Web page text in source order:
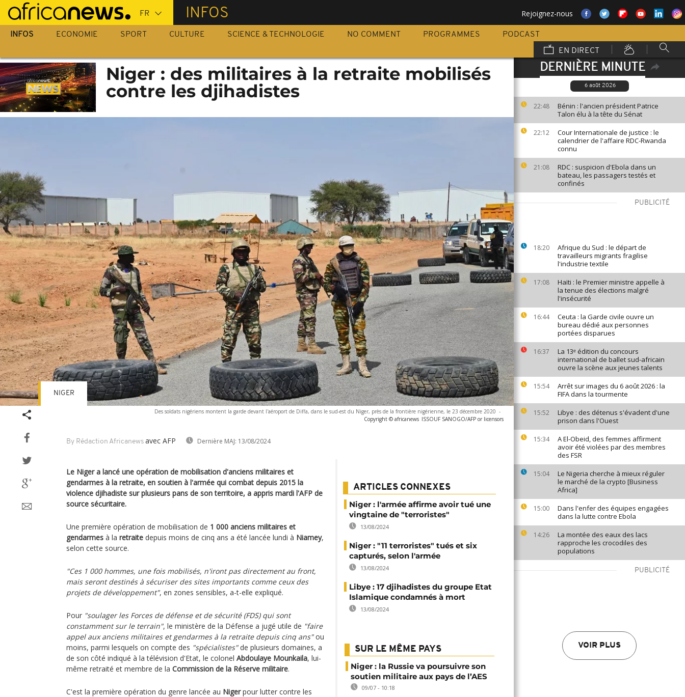
Passer
au
contenu
INFOS Rejoignez-nous
INFOS ECONOMIE SPORT CULTURE SCIENCE & TECHNOLOGIE NO COMMENT PROGRAMMES
PODCAST
EN DIRECT
DERNIÈRE MINUTE
6 août 2026
22:48
Bénin : l'ancien président Patrice
Talon élu à la tête du Sénat
22:12
Cour Internationale de justice : le
calendrier de l'affaire RDC-Rwanda
connu
21:08
RDC : suspicion d'Ebola dans un
bateau, les passagers testés et
confinés
PUBLICITÉ
18:20
Afrique du Sud : le départ de
travailleurs migrants fragilise
l'industrie textile
17:08
Haïti : le Premier ministre appelle à
la tenue des élections malgré
l'insécurité
16:44
Ceuta : la Garde civile ouvre un
bureau dédié aux personnes
portées disparues
16:37
La 13ᵉ édition du concours
international de ballet sud-africain
ouvre la scène aux jeunes talents
15:54
Arrêt sur images du 6 août 2026 : la
FIFA dans la tourmente
15:52
Libye : des détenus s'évadent d'une
prison dans l'Ouest
15:34
A El-Obeid, des femmes affirment
avoir été violées par des membres
des FSR
15:04
Le Nigeria cherche à mieux réguler
le marché de la crypto [Business
Africa]
15:00
Dans l'enfer des équipes engagées
dans la lutte contre Ebola
14:26
La montée des eaux des lacs
rapproche les crocodiles des
populations
PUBLICITÉ
VOIR PLUS
Niger : des militaires à la retraite mobilisés
contre les djihadistes
Des soldats nigériens montent la garde devant l'aéroport de Diffa, dans le sud-est du Niger, près de la frontière nigérienne, le 23 décembre 2020 -
Copyright © africanews ISSOUF SANOGO/AFP or licensors
By Rédaction Africanews avec AFP Dernière MAJ: 13/08/2024
NIGER
Le Niger a lancé une opération de mobilisation d'anciens militaires et
gendarmes à la retraite, en soutien à l'armée qui combat depuis 2015 la
violence djihadiste sur plusieurs pans de son territoire, a appris mardi l'AFP de
source sécuritaire.
Une première opération de mobilisation de 1 000 anciens militaires et
gendarmes à la retraite depuis moins de cinq ans a été lancée lundi à Niamey,
selon cette source.
"Ces 1 000 hommes, une fois mobilisés, n'iront pas directement au front,
mais seront destinés à sécuriser des sites importants comme ceux des
projets de développement", en zones sensibles, a-t-elle expliqué.
Pour "soulager les Forces de défense et de sécurité (FDS) qui sont
constamment sur le terrain", le ministère de la Défense a jugé utile de "faire
appel aux anciens militaires et gendarmes à la retraite depuis cinq ans"ou
moins, parmi lesquels on compte des "spécialistes"de plusieurs domaines, a
de son côté indiqué à la télévision d'Etat, le colonel Abdoulaye Mounkaila, lui-
même retraité et membre de la Commission de la Réserve militaire.
C'est la première opération du genre lancée au Nigerpour lutter contre les
ARTICLES CONNEXES
Niger : l'armée affirme avoir tué une
vingtaine de "terroristes"
13/08/2024
Niger : "11 terroristes" tués et six
capturés, selon l'armée
13/08/2024
Libye : 17 djihadistes du groupe Etat
Islamique condamnés à mort
13/08/2024
SUR LE MÊME PAYS
Niger : la Russie va poursuivre son
soutien militaire aux pays de l’AES
09/07 - 10:18